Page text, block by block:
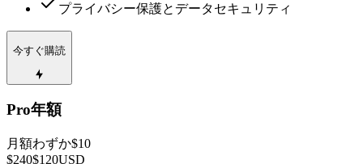
プライバシー保護とデータセキュリティ
今すぐ購読
Pro年額
月額わずか$10
$240$120USD